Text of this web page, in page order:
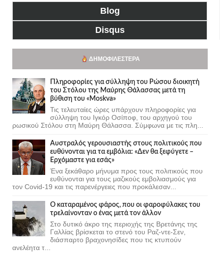
Blog
Disqus
ΔΗΜΟΦΙΛΈΣΤΕΡΑ
Πληροφορίες για σύλληψη του Ρώσου διοικητή
του Στόλου της Mαύρης Θάλασσας μετά τη
βύθιση του «Moskva»
Τις τελευταίες ώρες υπάρχουν πληροφορίες για
σύλληψη του Ιγκόρ Οσίποφ, του αρχηγού του
ρωσικού Στόλου στη Μαύρη Θάλασσα. Σύμφωνα με τις πλη...
Αυστραλός γερουσιαστής στους πολιτικούς που
ευθύνονται για τα εμβόλια: «Δεν θα ξεφύγετε –
Ερχόμαστε για εσάς»
Ένα ξεκάθαρο μήνυμα προς τους πολιτικούς που
ευθύνονται για τους μαζικούς εμβολιασμούς για
τον Covid-19 και τις παρενέργειες που προκάλεσαν...
Ο καταραμένος φάρος, που οι φαροφύλακες του
τρελαίνονταν ο ένας μετά τον άλλον
Στο δυτικό άκρο της περιοχής της Βρετάνης της
Γαλλίας βρίσκεται το στενό του Ραζ-ντε-Σεν,
διάσπαρτο βραχονησίδες που τις κτυπούν
ανελέητα τ...